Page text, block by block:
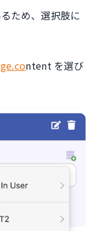
ため、選択肢に
ntent を選び